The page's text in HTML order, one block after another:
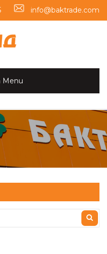
info@baktrade.com
Menu